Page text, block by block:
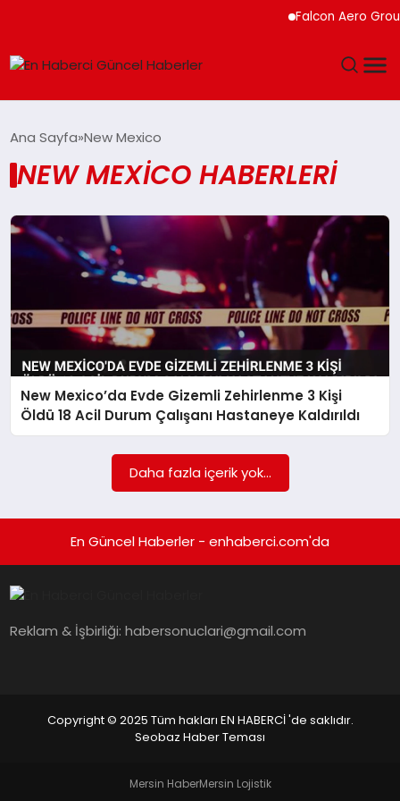
Falcon Aero
SPOR
SAĞLIK
TEKNOLOJI
MAGAZIN
EKONOMI
Ana Sayfa New Mexico
NEW MEXICO HABERLERI
New Mexico’da Evde Gizemli Zehirlenme 3 Kişi
Öldü 18 Acil Durum Çalışanı Hastaneye Kaldırıldı
Daha fazla içerik yok...
En Güncel Haberler - enhaberci.com'da
Reklam & İşbirliği:habersonuclari@gmail.com
Copyright © 2025 Tüm hakları EN HABERCİ 'de saklıdır.
Seobaz Haber Teması
Mersin HaberMersin Lojistik